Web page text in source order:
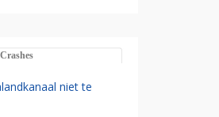
Crashes
niet te